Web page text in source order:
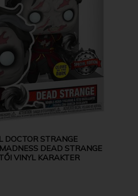
DOCTOR STRANGE
DEAD STRANGE
VINYL KARAKTER